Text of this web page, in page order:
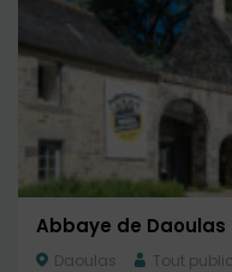
Abbaye de Daoulas
Daoulas Tout public